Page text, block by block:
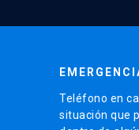
Teléfono en
situación que